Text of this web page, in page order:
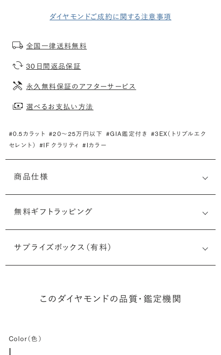
ダイヤモンドご成約に関する注意事項
全国一律送料無料
30日間返品保証
永久無料保証のアフターサービス
選べるお支払い方法
#0.5カラット #20〜25万円以下 #GIA鑑定付き
#3EX（トリプルエク
セレント）
#IF クラリティ #Iカラー
商品仕様
無料ギフトラッピング
サプライズボックス（有料）
このダイヤモンドの品質・鑑定機関
Color（色）